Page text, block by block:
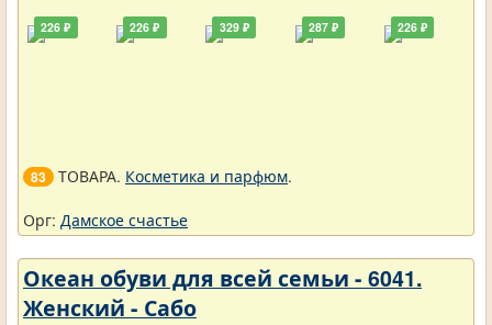
226 ₽ 226 ₽ 329 ₽ 287 ₽ 226 ₽
83 ТОВАРА. Косметика и парфюм.
Орг: Дамское счастье
Океан обуви для всей семьи - 6041.
Женский - Сабо